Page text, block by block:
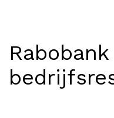
Vacancies
EN
Rabobank